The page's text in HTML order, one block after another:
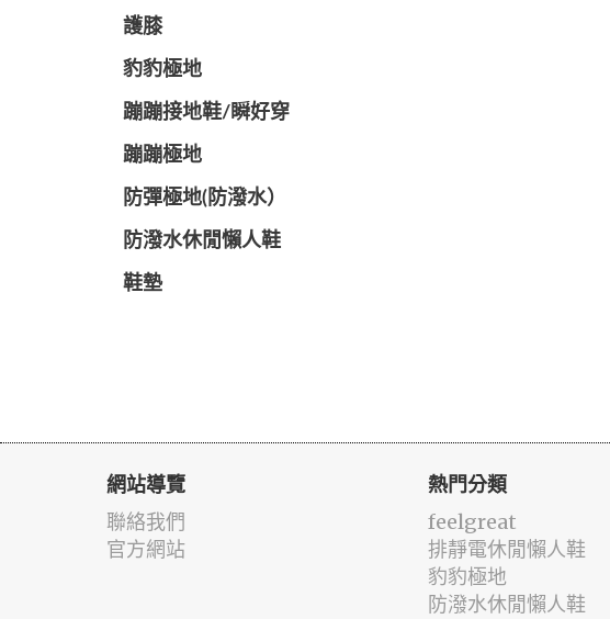
護膝
豹豹極地
蹦蹦接地鞋/瞬好穿
蹦蹦極地
防彈極地(防潑水）
防潑水休閒懶人鞋
鞋墊
網站導覽
聯絡我們
官方網站
熱門分類
feelgreat
排靜電休閒懶人鞋
豹豹極地
防潑水休閒懶人鞋